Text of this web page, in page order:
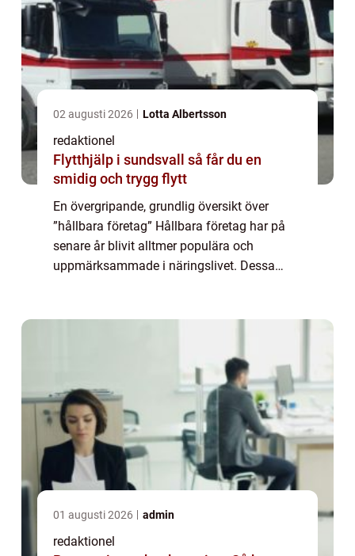
02 augusti 2026 Lotta Albertsson
redaktionel
Flytthjälp i sundsvall så får du en
smidig och trygg flytt
En övergripande, grundlig översikt över
”hållbara företag” Hållbara företag har på
senare år blivit alltmer populära och
uppmärksammade i näringslivet. Dessa
01 augusti 2026 admin
redaktionel